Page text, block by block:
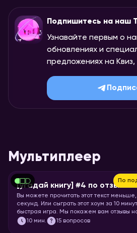
Подпишитесь на наш
Узнавайте первым о
обновлениях и
предложениях на Квиз,
Мультиплеер
По
[угадай книгу] #4 по отзывам
Вы можете прочитать этот текст
секунд. Или сыграть этот хоум за 10
быстрая игра. Мы покажем вам отзывы
книги, а ваша задача — угадать, что это
10 мин. 15 вопросов